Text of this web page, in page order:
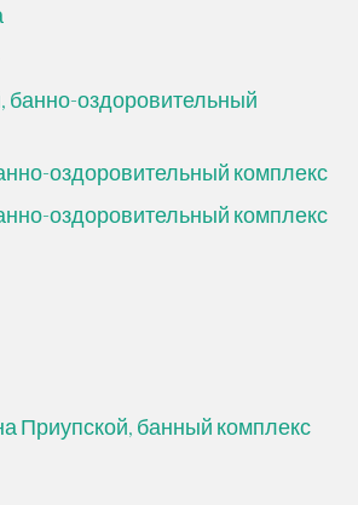
банно-оздоровительный
оздоровительный комплекс
оздоровительный комплекс
Приупской, банный комплекс